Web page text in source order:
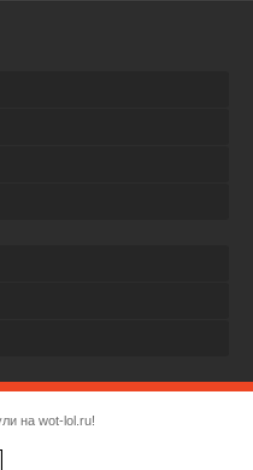
на wot-lol.ru!